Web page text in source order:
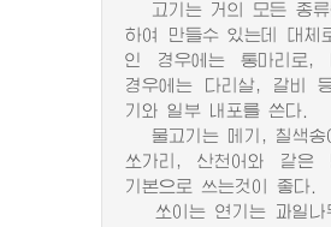
고기는 거의 모든 종류
하여 만들수 있는데 대체
인 경우에는 통마리로,
경우에는 다리살, 갈비
기와 일부 내포를 쓴다.
물고기는 메기, 칠색송
쏘가리, 산천어와 같은
기본으로 쓰는것이 좋다.
쏘이는 연기는 과일나